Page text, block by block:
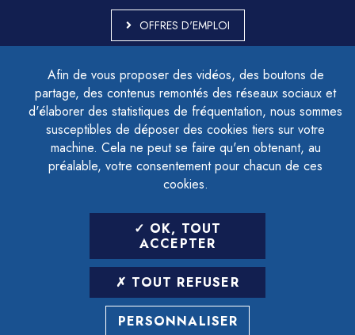
Afin de vous proposer des vidéos, des boutons de
partage, des contenus remontés des réseaux sociaux et
d'élaborer des statistiques de fréquentation, nous sommes
susceptibles de déposer des cookies tiers sur votre
machine. Cela ne peut se faire qu'en obtenant, au
préalable, votre consentement pour chacun de ces
cookies.
OK, TOUT
ACCEPTER
TOUT REFUSER
PERSONNALISER
OFFRES D'EMPLOI
ACCESSIBILITÉ - PARTIELLEMENT CONFORME
PLAN DU SITE
MENTIONS LÉGALES
CONTACTER LE DÉLÉGUÉ À LA PROTECTION DES DONNÉES
GESTION DES COOKIES
LETTRE D'INFORMATION
SAISIR VOTRE ADRESSE E-MAIL
POUR VOUS INSCRIRE :
ARCHIVES DÉSINSCRIPTION